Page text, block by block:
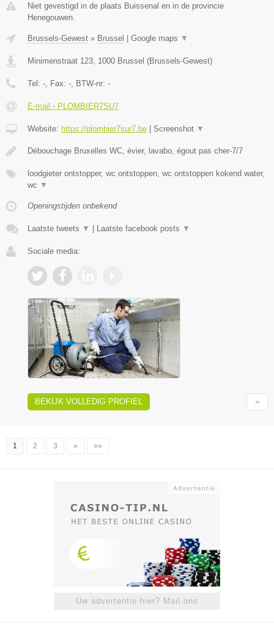
Niet gevestigd in de plaats Buissenal en in de provincie
Henegouwen.
Brussels-Gewest » Brussel Google maps ▼
Minimenstraat 123 1000 Brussel (Brussels-Gewest)
Tel: - , Fax: - , BTW-nr: -
E-mail › PLOMBIER7SU7
Website: https://plombier7sur7.be Screenshot ▼
Débouchage Bruxelles WC, évier, lavabo, égout pas cher-7/7
loodgieter ontstopper, wc ontstoppen, wc ontstoppen kokend water,
wc ▼
Openingstijden onbekend
Laatste tweets ▼ Laatste facebook posts ▼
Sociale media:
BEKIJK VOLLEDIG PROFIEL
1 2 3 » »»
Uw advertentie hier? Mail ons